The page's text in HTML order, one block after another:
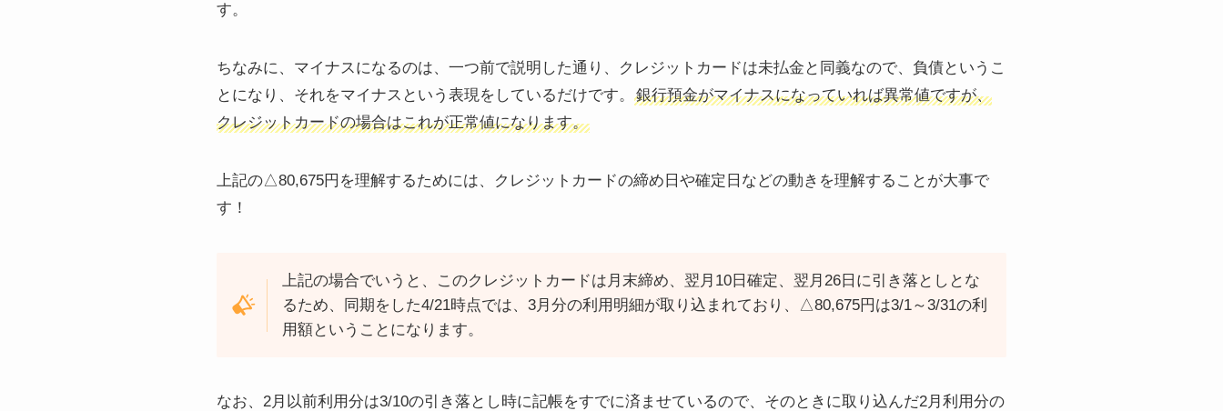
す。
ちなみに、マイナスになるのは、一つ前で説明した通り、クレジットカードは未払金と同義なので、負債というこ
とになり、それをマイナスという表現をしているだけです。
銀行預金がマイナスになっていれば異常値ですが、
クレジットカードの場合はこれが正常値になります。
上記の△80,675円を理解するためには、クレジットカードの締め日や確定日などの動きを理解することが大事で
す！
上記の場合でいうと、このクレジットカードは月末締め、翌月10日確定、翌月26日に引き落としとな
るため、同期をした4/21時点では、3月分の利用明細が取り込まれており、△80,675円は3/1～3/31の利
用額ということになります。
なお、2月以前利用分は3/10の引き落とし時に記帳をすでに済ませているので、そのときに取り込んだ2月利用分の